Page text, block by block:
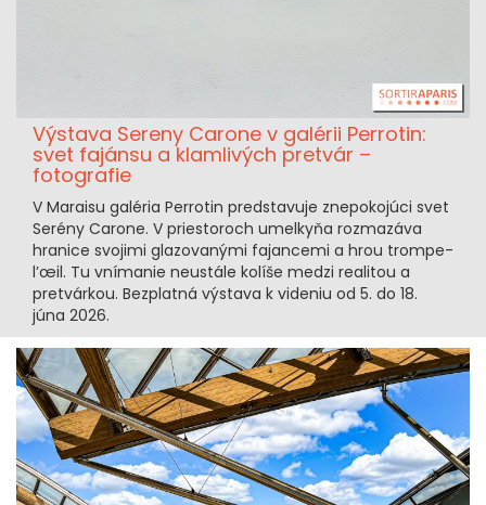
Výstava Sereny Carone v galérii Perrotin:
svet fajánsu a klamlivých pretvár –
fotografie
V Maraisu galéria Perrotin predstavuje znepokojúci svet
Serény Carone. V priestoroch umelkyňa rozmazáva
hranice svojimi glazovanými fajancemi a hrou trompe-
l’œil. Tu vnímanie neustále kolíše medzi realitou a
pretvárkou. Bezplatná výstava k videniu od 5. do 18.
júna 2026.